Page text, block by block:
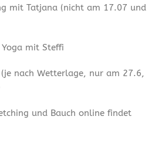
mit Tatjana (nicht am 17.07 und
mit Steffi
nach Wetterlage, nur am 27.6,
und Bauch online findet